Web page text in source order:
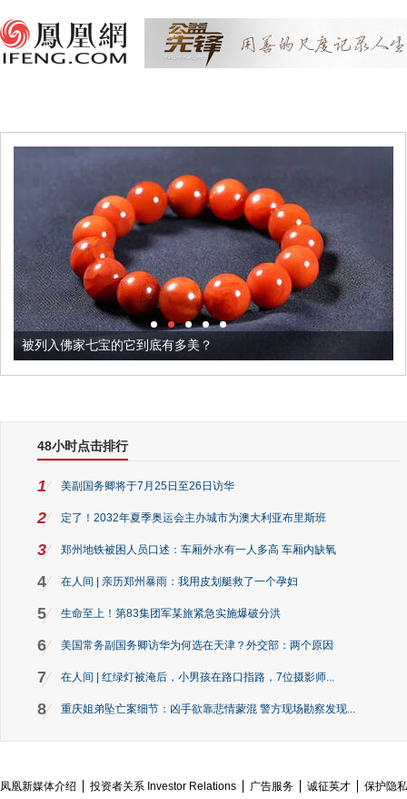
被列入佛家七宝的它到底有多美？
48小时点击排行
1 美副国务卿将于7月25日至26日访华
2 定了！2032年夏季奥运会主办城市为澳大利亚布里斯班
3 郑州地铁被困人员口述：车厢外水有一人多高 车厢内缺氧
4 在人间 | 亲历郑州暴雨：我用皮划艇救了一个孕妇
5 生命至上！第83集团军某旅紧急实施爆破分洪
6 美国常务副国务卿访华为何选在天津？外交部：两个原因
7 在人间 | 红绿灯被淹后，小男孩在路口指路，7位摄影师...
8 重庆姐弟坠亡案细节：凶手欲靠悲情蒙混 警方现场勘察发现...
凤凰新媒体介绍 投资者关系 Investor Relations 广告服务 诚征英才
保护隐